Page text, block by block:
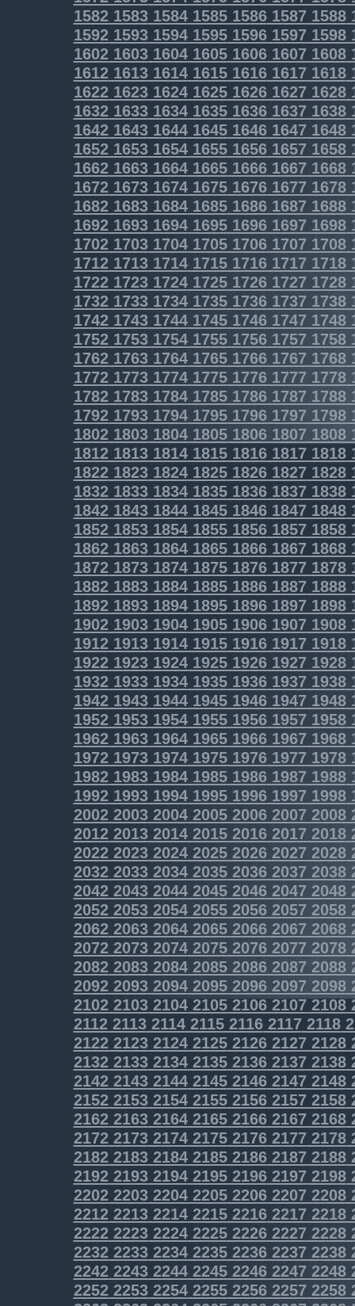
1582158315841585158615871588
1592159315941595159615971598
1602160316041605160616071608
1612161316141615161616171618
1622162316241625162616271628
1632163316341635163616371638
1642164316441645164616471648
1652165316541655165616571658
1662166316641665166616671668
167216731674167516761677 1678
168216831684168516861687 1688
169216931694169516961697 1698
170217031704170517061707 1708
171217131714171517161717 1718
172217231724172517261727 1728
173217331734173517361737 1738
174217431744174517461747 1748
175217531754175517561757 1758
176217631764176517661767 1768
177217731774177517761777 1778
178217831784178517861787 1788
179217931794179517961797 1798
180218031804180518061807 1808
1812181318141815181618171818
1822182318241825182618271828
1832183318341835183618371838
1842184318441845184618471848
1852185318541855185618571858
1862186318641865186618671868
1872187318741875187618771878
1882188318841885188618871888
1892189318941895189618971898
1902190319041905190619071908
1912191319141915191619171918
1922192319241925192619271928
1932193319341935193619371938
1942194319441945194619471948
195219531954195519561957 1958
196219631964196519661967 1968
197219731974197519761977 1978
198219831984198519861987 1988
199219931994199519961997 1998
200220032004200520062007 2008
201220132014201520162017 2018
202220232024202520262027 2028
203220332034203520362037 2038
204220432044204520462047 2048
205220532054205520562057 2058
206220632064206520662067 2068
207220732074207520762077 2078
208220832084208520862087 2088
209220932094209520962097 2098
2102210321042105210621072108
2112211321142115211621172118
2122212321242125212621272128
2132213321342135213621372138
2142214321442145214621472148
2152215321542155215621572158
2162216321642165216621672168
2172217321742175217621772178
2182218321842185218621872188
2192219321942195219621972198
2202220322042205220622072208
2212221322142215221622172218
2222222322242225222622272228
2232223322342235223622372238
2242224322442245224622472248
2252225322542255225622572258